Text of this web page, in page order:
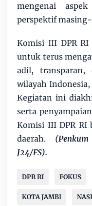
mengenai
perspektif
Komisi III DPR RI
untuk terus
adil, transparan,
wilayah
Kegiatan ini
serta
Komisi III DPR RI
daerah.
J24/FS).
DPR RI FOKUS
KOTA JAMBI